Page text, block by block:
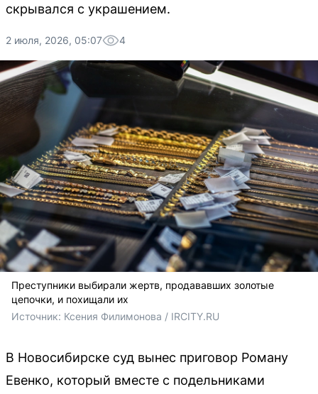
скрывался с украшением.
2 июля, 2026, 05:07 4
Преступники выбирали жертв, продававших золотые
цепочки, и похищали их
Источник: Ксения Филимонова / IRCITY.RU
В Новосибирске суд вынес приговор Роману
Евенко, который вместе с подельниками